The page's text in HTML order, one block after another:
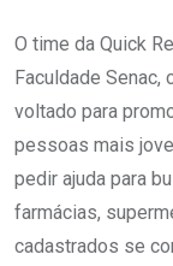
O time da Quick
Faculdade Senac,
voltado para
pessoas mais
pedir ajuda para
farmácias,
cadastrados se